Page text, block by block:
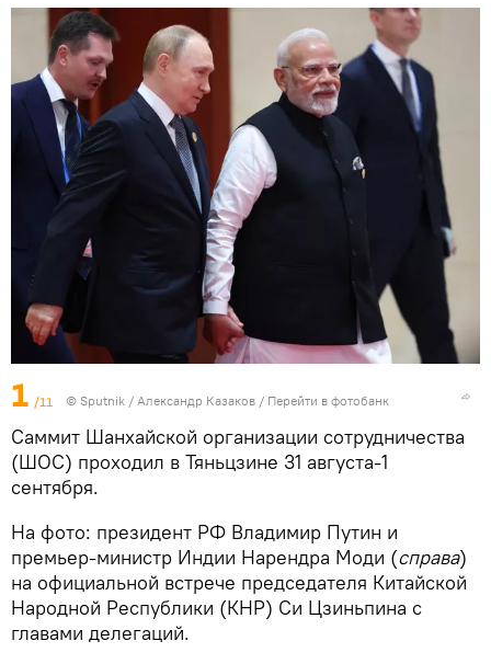
1 /11 © Sputnik / Александр Казаков / Перейти в фотобанк
Саммит Шанхайской организации сотрудничества
(ШОС) проходил в Тяньцзине 31 августа-1
сентября.
На фото: президент РФ Владимир Путин и
премьер-министр Индии Нарендра Моди (справа)
на официальной встрече председателя Китайской
Народной Республики (КНР) Си Цзиньпина с
главами делегаций.